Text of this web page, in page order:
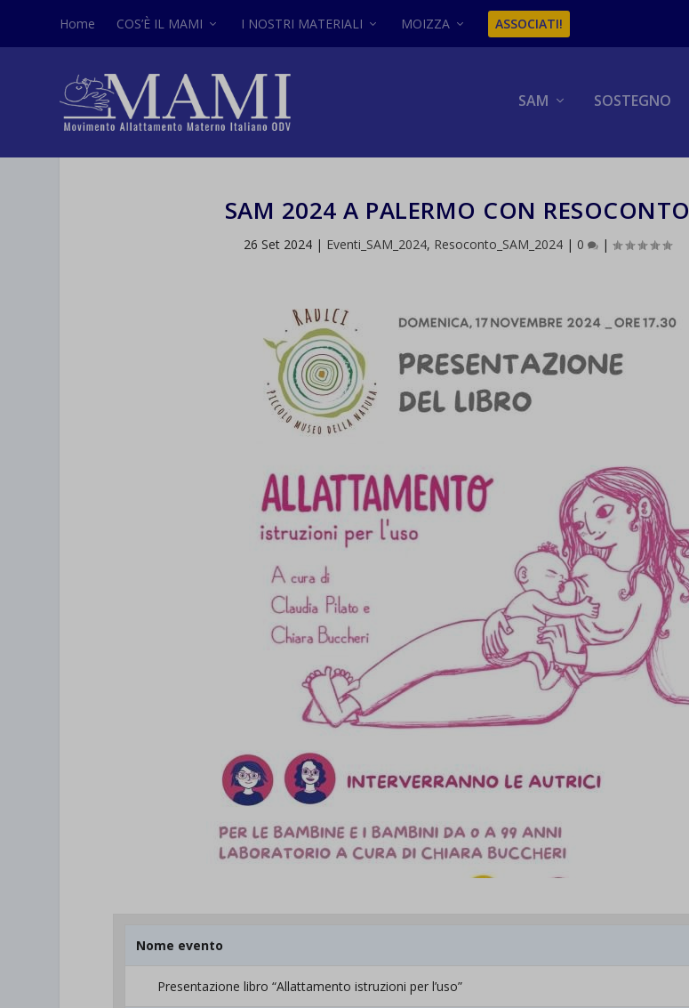
Home COS’È IL MAMI I NOSTRI MATERIALI MOIZZA ASSOCIATI!
SAM SOSTEGNO
SAM 2024 A PALERMO CON RESOCONTO
26 Set 2024 | Eventi_SAM_2024, Resoconto_SAM_2024 | 0 |
Nome evento
Presentazione libro “Allattamento istruzioni per l’uso”